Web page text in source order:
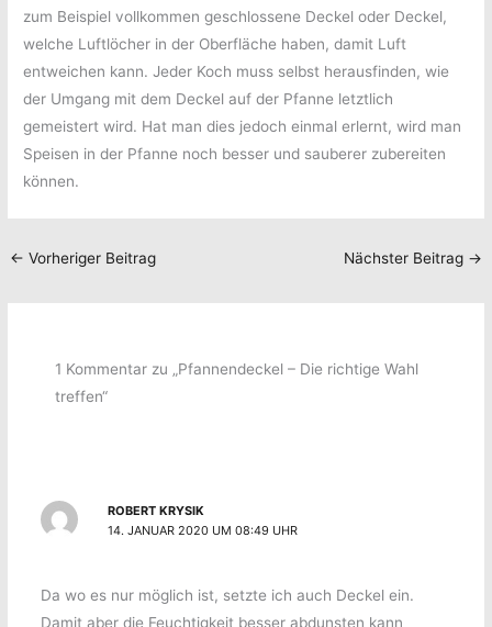
zum Beispiel vollkommen geschlossene Deckel oder Deckel,
welche Luftlöcher in der Oberfläche haben, damit Luft
entweichen kann. Jeder Koch muss selbst herausfinden, wie
der Umgang mit dem Deckel auf der Pfanne letztlich
gemeistert wird. Hat man dies jedoch einmal erlernt, wird man
Speisen in der Pfanne noch besser und sauberer zubereiten
können.
← Vorheriger Beitrag Nächster Beitrag →
1 Kommentar zu „Pfannendeckel – Die richtige Wahl
treffen“
ROBERT KRYSIK
14. JANUAR 2020 UM 08:49 UHR
Da wo es nur möglich ist, setzte ich auch Deckel ein.
Damit aber die Feuchtigkeit besser abdunsten kann